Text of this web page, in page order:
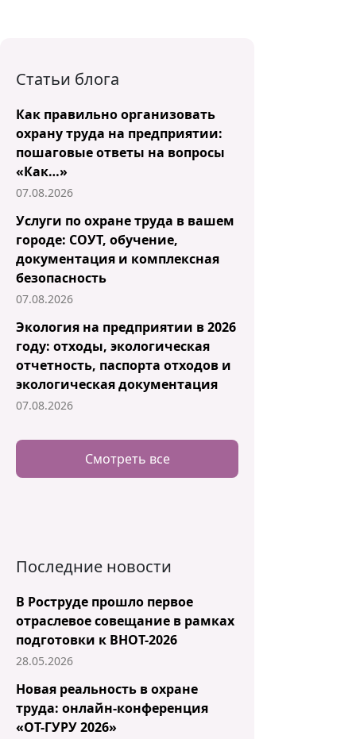
Статьи блога
Как правильно организовать
охрану труда на предприятии:
пошаговые ответы на вопросы
«Как…»
07.08.2026
Услуги по охране труда в вашем
городе: СОУТ, обучение,
документация и комплексная
безопасность
07.08.2026
Экология на предприятии в 2026
году: отходы, экологическая
отчетность, паспорта отходов и
экологическая документация
07.08.2026
Смотреть все
Последние новости
В Роструде прошло первое
отраслевое совещание в рамках
подготовки к ВНОТ-2026
28.05.2026
Новая реальность в охране
труда: онлайн-конференция
«ОТ-ГУРУ 2026»